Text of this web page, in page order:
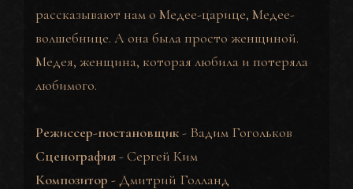
рассказывают нам о Медее-царице, Медее-
волшебнице. А она была просто женщиной.
Медея, женщина, которая любила и потеряла
любимого.
Режиссер-постановщик- Вадим Гогольков
Сценография-Сергей Ким
Композитор -Дмитрий Голланд